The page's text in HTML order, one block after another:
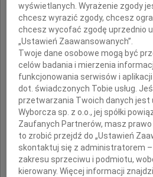
W dniu 9 kwietnia
wyświetlanych. Wyrażenie zgody
chcesz wyrazić zgody, chcesz
chcesz wycofać zgodę uprzednio
„Ustawień Zaawansowanych”.
Twoje dane osobowe mogą być
celów badania i mierzenia
funkcjonowania serwisów i aplikacji
dot. świadczonych Tobie usług.
przetwarzania Twoich danych jest
Wyborcza sp. z o.o., jej spółki
Zaufanych Partnerów, masz
to zrobić przejdź do „Ustawień
skontaktuj się z administratorem
zakresu sprzeciwu i podmiotu,
kierowany. Więcej informacji